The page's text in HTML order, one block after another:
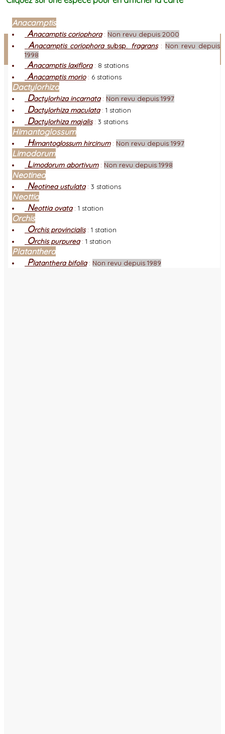
Facebook
Connexion adhérent
Anacamptis
Anacamptis coriophora: Non revu depuis 2000
Anacamptis coriophorasubsp. fragrans: Non revu depuis
1998
Anacamptis laxiflora: 8 stations
Anacamptis morio: 6 stations
Dactylorhiza
Dactylorhiza incarnata: Non revu depuis 1997
Dactylorhiza maculata: 1 station
Dactylorhiza majalis: 3 stations
Himantoglossum
Himantoglossum hircinum: Non revu depuis 1997
Limodorum
Limodorum abortivum: Non revu depuis 1998
Neotinea
Neotinea ustulata: 3 stations
Neottia
Neottia ovata: 1 station
Orchis
Orchis provincialis: 1 station
Orchis purpurea: 1 station
Platanthera
Platanthera bifolia: Non revu depuis 1989